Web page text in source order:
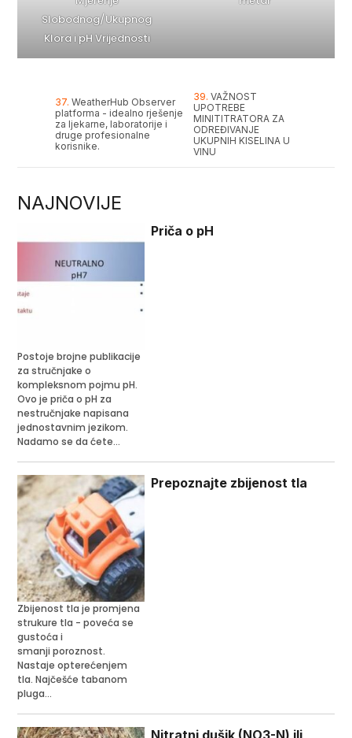
Slobodnog/Ukupnog
Klora i pH Vrijednosti
37. WeatherHub Observer
platforma - idealno rješenje
za ljekarne, laboratorije i
druge profesionalne
korisnike.
39. VAŽNOST
UPOTREBE
MINITITRATORA ZA
ODREĐIVANJE
UKUPNIH KISELINA U
VINU
NAJNOVIJE
Priča o pH
Postoje brojne publikacije
za stručnjake o
kompleksnom pojmu pH.
Ovo je priča o pH za
nestručnjake napisana
jednostavnim jezikom.
Nadamo se da ćete...
Prepoznajte zbijenost tla
Zbijenost tla je promjena
strukure tla - poveća se
gustoća i
smanji poroznost.
Nastaje opterećenjem
tla. Najčešće tabanom
pluga...